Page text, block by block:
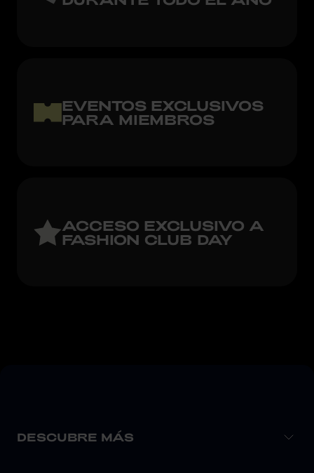
EVENTOS EXCLUSIVOS
PARA MIEMBROS
ACCESO EXCLUSIVO A
FASHION CLUB DAY
DESCUBRE MÁS